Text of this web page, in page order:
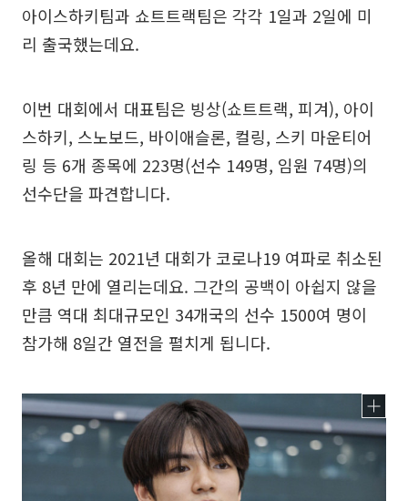
아이스하키팀과 쇼트트랙팀은 각각 1일과 2일에 미
리 출국했는데요.
이번 대회에서 대표팀은 빙상(쇼트트랙, 피겨), 아이
스하키, 스노보드, 바이애슬론, 컬링, 스키 마운티어
링 등 6개 종목에 223명(선수 149명, 임원 74명)의
선수단을 파견합니다.
올해 대회는 2021년 대회가 코로나19 여파로 취소된
후 8년 만에 열리는데요. 그간의 공백이 아쉽지 않을
만큼 역대 최대규모인 34개국의 선수 1500여 명이
참가해 8일간 열전을 펼치게 됩니다.